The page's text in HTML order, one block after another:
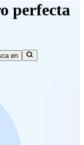
perfecta
en